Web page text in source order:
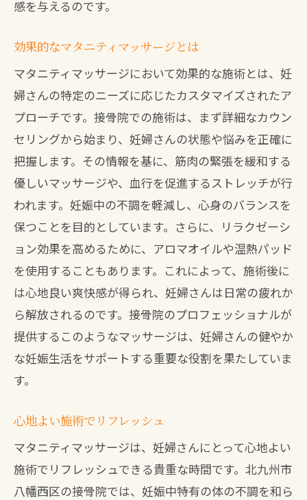
感を与えるのです。
効果的なマタニティマッサージとは
マタニティマッサージにおいて効果的な施術とは、妊
婦さんの特定のニーズに応じたカスタマイズされたア
プローチです。接骨院での施術は、まず詳細なカウン
セリングから始まり、妊婦さんの状態や悩みを正確に
把握します。その情報を基に、筋肉の緊張を緩和する
優しいマッサージや、血行を促進するストレッチが行
われます。妊娠中の不調を軽減し、心身のバランスを
保つことを目的としています。さらに、リラクゼーシ
ョン効果を高めるために、アロマオイルや温熱パッド
を使用することもあります。これによって、施術後に
は心地良い爽快感が得られ、妊婦さんは日常の疲れか
ら解放されるのです。接骨院のプロフェッショナルが
提供するこのようなマッサージは、妊婦さんの健やか
な妊娠生活をサポートする重要な役割を果たしていま
す。
心地よい施術でリフレッシュ
マタニティマッサージは、妊婦さんにとって心地よい
施術でリフレッシュできる貴重な時間です。北九州市
八幡西区の接骨院では、妊娠中特有の体の不調を和ら